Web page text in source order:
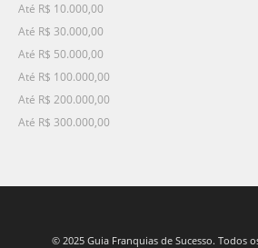
Até R$ 10.000,00
Até R$ 30.000,00
Até R$ 50.000,00
Até R$ 100.000,00
Até R$ 200.000,00
Até R$ 300.000,00
© 2025 Guia Franquias de Sucesso. Todos